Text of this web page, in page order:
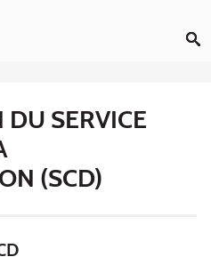
DU SERVICE
(SCD)